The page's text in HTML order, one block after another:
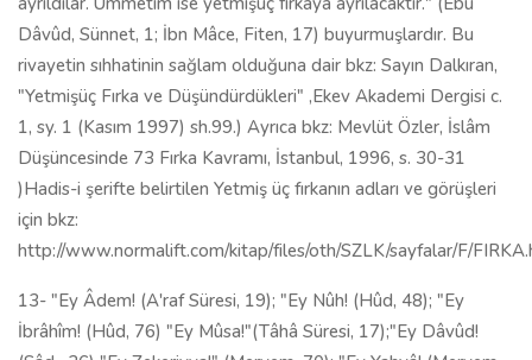
Dâvûd, Sünnet, 1; İbn Mâce, Fiten, 17) buyurmuşlardır. Bu
rivayetin sıhhatinin sağlam olduğuna dair bkz: Sayın Dalkıran,
"Yetmişüç Fırka ve Düşündürdükleri" ,Ekev Akademi Dergisi c.
1, sy. 1 (Kasım 1997) sh.99.) Ayrıca bkz: Mevlüt Özler, İslâm
Düşüncesinde 73 Fırka Kavramı, İstanbul, 1996, s. 30-31
)Hadis-i şerifte belirtilen Yetmiş üç fırkanın adları ve görüşleri
için bkz:
http://www.normalift.com/kitap/files/oth/SZLK/sayfalar/F/
13- "Ey Âdem! (A'raf Süresi, 19); "Ey Nûh! (Hûd, 48); "Ey
İbrâhîm! (Hûd, 76) "Ey Mûsa!"(Tâhâ Süresi, 17);"Ey Dâvûd!